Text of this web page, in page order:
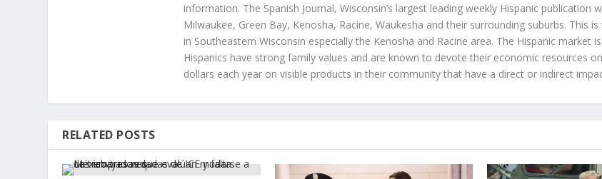
information. The Spanish Journal, Wisconsin’s largest leading weekly Hispanic
Milwaukee, Green Bay, Kenosha, Racine, Waukesha and their surrounding suburbs. This
in Southeastern Wisconsin especially the Kenosha and Racine area. The Hispanic
Hispanics have strong family values and are known to devote their economic resources
dollars each year on visible products in their community that have a direct or indirect
RELATED POSTS